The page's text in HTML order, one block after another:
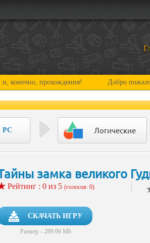
прохождения! Добро пожаловать на
PC Логические
замка великого
Рейтинг : 0 из 5 (голосов: 0)
СКАЧАТЬ ИГРУ
Размер – 289.06 Mb